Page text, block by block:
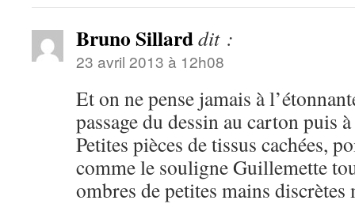
Bruno Sillarddit :
23 avril 2013 à 12h08
Et on ne pense jamais à
passage du dessin au carton puis
Petites pièces de tissus cachées,
comme le souligne Guillemette
ombres de petites mains